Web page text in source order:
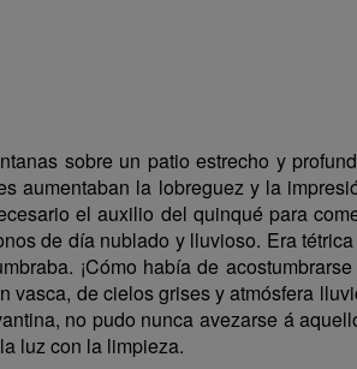
sobre un patio estrecho y
aumentaban la lobreguez y la
el auxilio del quinqué para
de día nublado y lluvioso. Era
¡Cómo había de
de cielos grises y atmósfera
no pudo nunca avezarse á
luz con la limpieza.